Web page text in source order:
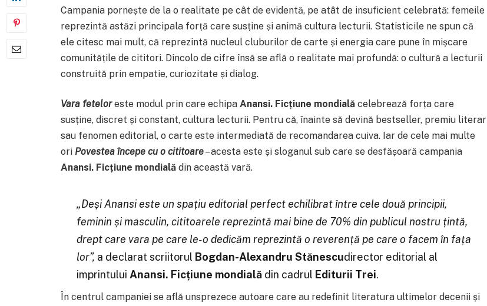
Campania pornește de la o realitate pe cât de evidentă, pe atât de insuficient celebrată: femeile
reprezintă astăzi principala forță care susține și animă cultura lecturii. Statisticile ne spun că
ele citesc mai mult, că reprezintă nucleul cluburilor de carte și energia care pune în mișcare
comunitățile de cititori. Dincolo de cifre însă se află o realitate mai profundă: o cultură a lecturii
construită prin empatie, curiozitate și dialog.
Vara feteloreste modul prin care echipa Anansi. Ficțiune mondială celebrează forța care
susține, discret și constant, cultura lecturii. Pentru că, înainte să devină bestseller, premiu literar
sau fenomen editorial, o carte este intermediată de recomandarea cuiva. Iar de cele mai multe
ori Povestea începe cu o cititoare– acesta este și sloganul sub care se desfășoară campania
Anansi. Ficțiune mondială din această vară.
„Deși Anansi este un spațiu editorial perfect echilibrat între cele două principii,
feminin și masculin, cititoarele reprezintă mai bine de 70% din publicul nostru țintă,
drept care vara pe care le-o dedicăm reprezintă o reverență pe care o facem în fața
lor”, a declarat scriitorul Bogdan-Alexandru Stănescudirector editorial al
imprintului Anansi. Ficțiune mondialădin cadrul Editurii Trei.
În centrul campaniei se află unsprezece autoare care au redefinit literatura ultimelor decenii și